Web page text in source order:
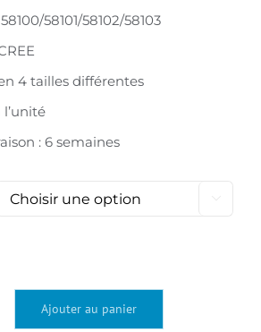
58101/58102/58103
4 tailles différentes
: 6 semaines
Ajouter au panier